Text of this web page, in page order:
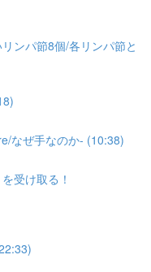
ンパ節8個/各リンパ節と
なぜ手なのか- (10:38)
受け取る！